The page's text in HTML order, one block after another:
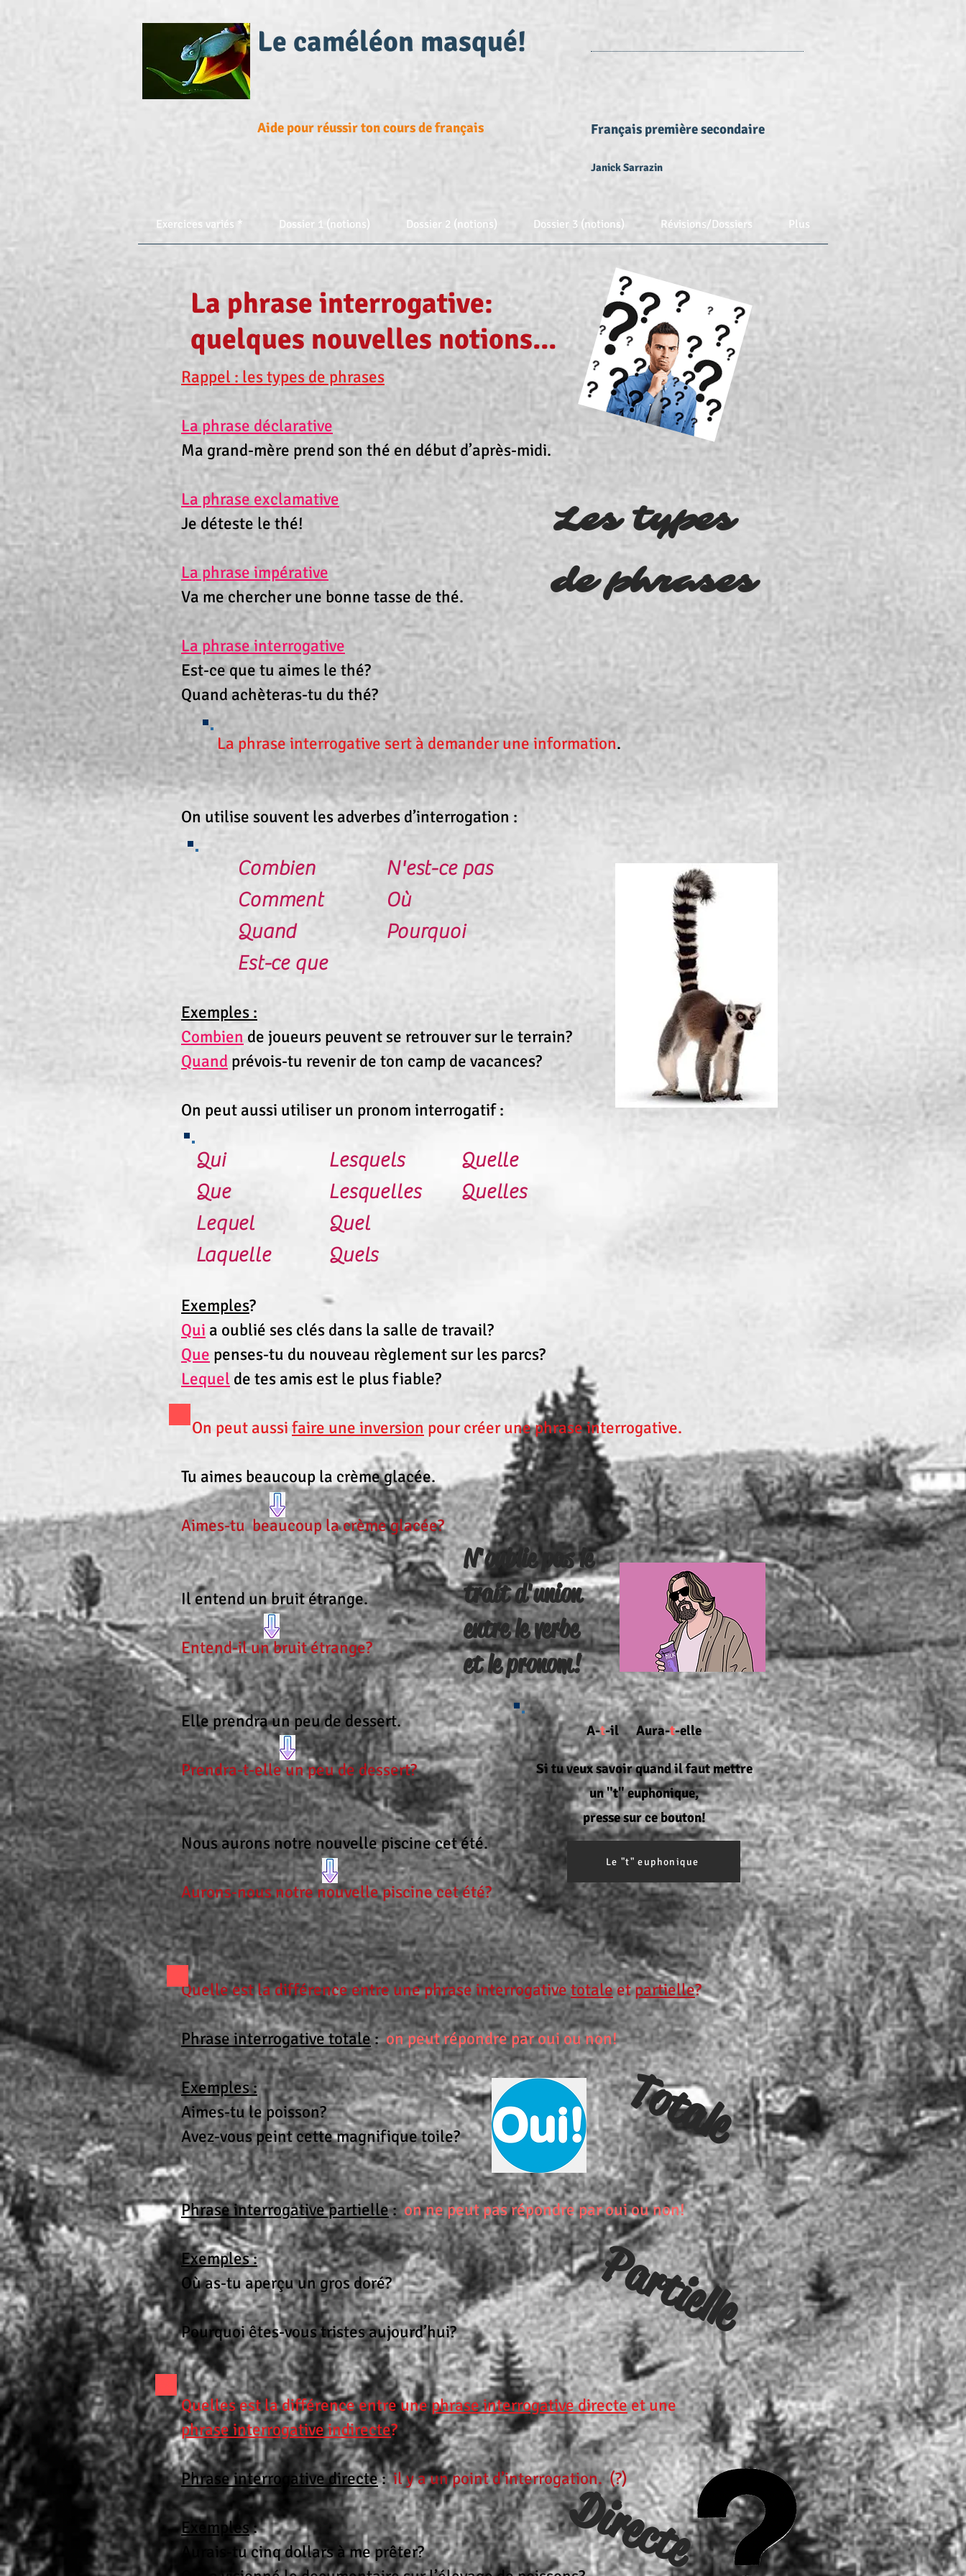
Le caméléon masqué!
Aide pour réussir ton cours de français Français première secondaire
Janick Sarrazin
Exercices variés * Dossier 1 (notions) Dossier 2 (notions) Dossier 3 (notions) Révisions/Dossiers Plus
La phrase interrogative:
quelques nouvelles notions...
Rappel : les types de phrases
La phrase déclarative
Ma grand-mère prend son thé en début d’après-midi.
La phrase exclamative
Je déteste le thé!
La phrase impérative
Va me chercher une bonne tasse de thé.
La phrase interrogative
Est-ce que tu aimes le thé?
Quand achèteras-tu du thé?
La phrase interrogative sert à demander une information.
On utilise souvent les adverbes d’interrogation :
Exemples :
Combien de joueurs peuvent se retrouver sur le terrain?
Quand prévois-tu revenir de ton camp de vacances?
On peut aussi utiliser un pronom interrogatif :
Exemples?
Qui a oublié ses clés dans la salle de travail?
Que penses-tu du nouveau règlement sur les parcs?
Lequel de tes amis est le plus fiable?
On peut aussi faire une inversion pour créer une phrase interrogative.
Tu aimes beaucoup la crème glacée.
Aimes-tu beaucoup la crème glacée?
Il entend un bruit étrange.
Entend-il un bruit étrange?
Elle prendra un peu de dessert.
Prendra-t-elle un peu de dessert?
Nous aurons notre nouvelle piscine cet été.
Aurons-nous notre nouvelle piscine cet été?
Quelle est la différence entre une phrase interrogativetotaleetpartielle?
Phrase interrogative totale:on peut répondre par oui ou non!
Exemples :
Aimes-tu le poisson?
Avez-vous peint cette magnifique toile?
Phrase interrogative partielle:on ne peut pas répondre par oui ou non!
Exemples :
Où as-tu aperçu un gros doré?
Pourquoi êtes-vous tristes aujourd’hui?
Quelles est la différence entre unephrase interrogative directeet une
phrase interrogative indirecte?
Phrase interrogative directe:il y a un point d’interrogation. (?)
Exemples:
Aurais-tu cinq dollars à me prêter?
Combien
Comment
Quand
Est-ce que
N'est-ce pas
Où
Pourquoi
Qui
Que
Lequel
Laquelle
Lesquels
Lesquelles
Quel
Quels
Quelle
Quelles
N'oublie pas le
trait d'union
entre le verbe
et le pronom!
Totale
Partielle
Directe
Les types
de phrases
A-t-il Aura-t-elle
Si tu veux savoir quand il faut mettre
un "t" euphonique,
presse sur ce bouton!
Le "t" euphonique